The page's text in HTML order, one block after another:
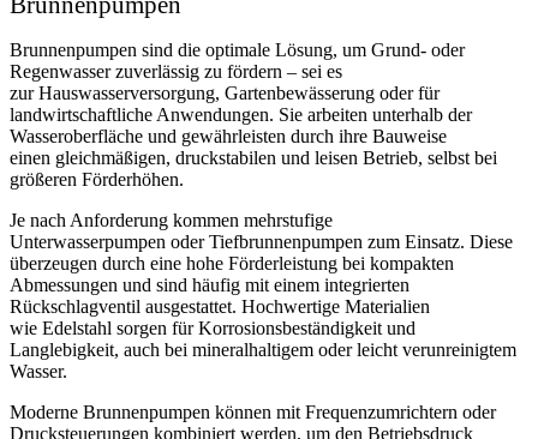
Brunnenpumpen sind die optimale Lösung, um Grund- oder
Regenwasser zuverlässig zu fördern – sei es
zurHauswasserversorgung, Gartenbewässerung oder für
landwirtschaftliche Anwendungen. Sie arbeiten unterhalb der
Wasseroberfläche und gewährleisten durch ihre Bauweise
einen gleichmäßigen, druckstabilen und leisen Betrieb, selbst bei
größeren Förderhöhen.
Je nach Anforderung kommen mehrstufige
Unterwasserpumpen oderTiefbrunnenpumpen zum Einsatz. Diese
überzeugen durch eine hohe Förderleistung bei kompakten
Abmessungen und sind häufig mit einem integrierten
Rückschlagventil ausgestattet. Hochwertige Materialien
wie Edelstahl sorgen fürKorrosionsbeständigkeit und
Langlebigkeit, auch bei mineralhaltigem oder leicht verunreinigtem
Wasser.
Moderne Brunnenpumpen können mit Frequenzumrichtern oder
Drucksteuerungen kombiniert werden, um den Betriebsdruck